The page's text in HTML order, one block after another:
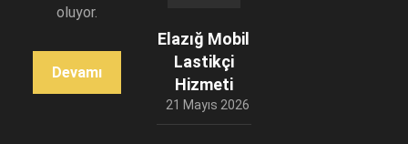
oluyor.
Devamı
Elazığ Mobil
Lastikçi
Hizmeti
21 Mayıs 2026